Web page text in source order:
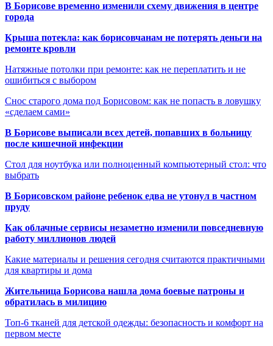
В Борисове временно изменили схему движения в центре
города
Крыша потекла: как борисовчанам не потерять деньги на
ремонте кровли
Натяжные потолки при ремонте: как не переплатить и не
ошибиться с выбором
Снос старого дома под Борисовом: как не попасть в ловушку
«сделаем сами»
В Борисове выписали всех детей, попавших в больницу
после кишечной инфекции
Стол для ноутбука или полноценный компьютерный стол: что
выбрать
В Борисовском районе ребенок едва не утонул в частном
пруду
Как облачные сервисы незаметно изменили повседневную
работу миллионов людей
Какие материалы и решения сегодня считаются практичными
для квартиры и дома
Жительница Борисова нашла дома боевые патроны и
обратилась в милицию
Топ-6 тканей для детской одежды: безопасность и комфорт на
первом месте